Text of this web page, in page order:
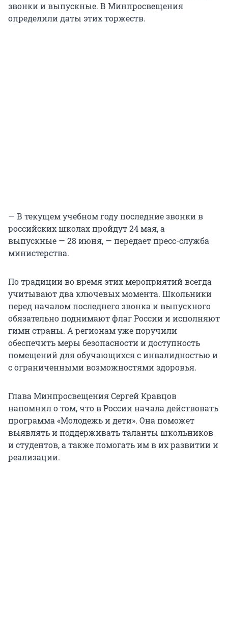
звонки и выпускные. В Минпросвещения
определили даты этих торжеств.
— В текущем учебном году последние звонки в
российских школах пройдут 24 мая, а
выпускные — 28 июня, — передает пресс-служба
министерства.
По традиции во время этих мероприятий всегда
учитывают два ключевых момента. Школьники
перед началом последнего звонка и выпускного
обязательно поднимают флаг России и исполняют
гимн страны. А регионам уже поручили
обеспечить меры безопасности и доступность
помещений для обучающихся с инвалидностью и
с ограниченными возможностями здоровья.
Глава Минпросвещения Сергей Кравцов
напомнил о том, что в России начала действовать
программа «Молодежь и дети». Она поможет
выявлять и поддерживать таланты школьников
и студентов, а также помогать им в их развитии и
реализации.